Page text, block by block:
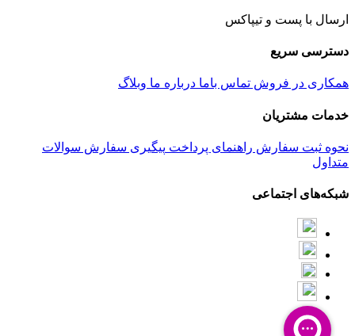
ارسال با پست و تیپاکس
دسترسی سریع
همکاری در فروش تماس باما درباره ما وبلاگ
خدمات مشتریان
نحوه ثبت سفارش راهنمای پرداخت پیگیری سفارش سوالات
متداول
شبکه‌های اجتماعی